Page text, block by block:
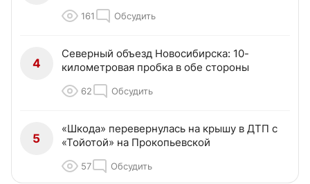
161 Обсудить
4
Северный объезд Новосибирска: 10-
километровая пробка в обе стороны
62 Обсудить
5
«Шкода» перевернулась на крышу в ДТП с
«Тойотой» на Прокопьевской
57 Обсудить